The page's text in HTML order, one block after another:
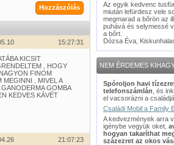
Hozzászólás
15:27:31
KICSIT
, HOGY
FINOM
MEGINNI . MIVEL A
GOMBA
KEDVES KÁVÉT
21:07:23
Az egyik kedvenc
miután lefürdesz vele
megmarad a bőrön az
puhává és selymessé
a bőrt.
Dózsa Éva,
NEM ÉRDEMES
Spóroljon havi
telefonszámlán , és
el vacsorázni a
Családi Mobil a Family
A kedvezmények arra
igénybe vegyük oket,
hogyan takaríthat
százezret az okos